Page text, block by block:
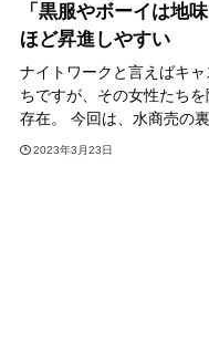
「黒服やボーイは地
ほど昇進しやすい
ナイトワークと言えばキ
ちですが、その女性たち
存在。 今回は、水商売の
2023年3月23日